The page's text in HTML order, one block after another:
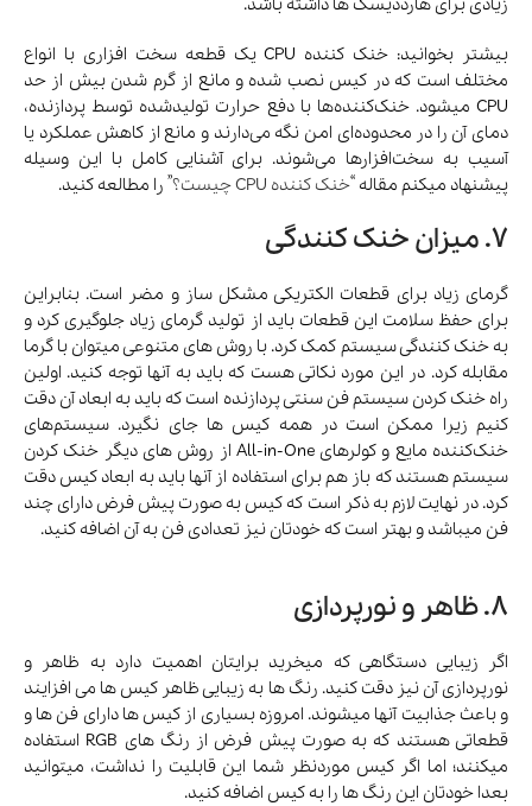
بیشتر بخوانید: خنک کننده CPU یک قطعه سخت افزاری با انواع
مختلف است که در کیس نصب شده و مانع از گرم شدن بیش از حد
CPU میشود. خنک‌کننده‌ها با دفع حرارت تولیدشده توسط پردازنده،
دمای آن را در محدوده‌ای امن نگه می‌دارند و مانع از کاهش عملکرد یا
آسیب به سخت‌افزارها می‌شوند. برای آشنایی کامل با این وسیله
پیشنهاد میکنم مقاله “خنک کننده CPU چیست؟ ” را مطالعه کنید.
7. میزان خنک کنندگی
گرمای زیاد برای قطعات الکتریکی مشکل ساز و مضر است. بنابراین
برای حفظ سلامت این قطعات باید از تولید گرمای زیاد جلوگیری کرد و
به خنک کنندگی سیستم کمک کرد. با روش های متنوعی میتوان با گرما
مقابله کرد. در این مورد نکاتی هست که باید به آنها توجه کنید. اولین
راه خنک کردن سیستم فن سنتی پردازنده است که باید به ابعاد آن دقت
کنیم زیرا ممکن است در همه کیس ها جای نگیرد. سیستم‌های
خنک‌کننده مایع و کولرهای All-in-One از روش های دیگر خنک کردن
سیستم هستند که باز هم برای استفاده از آنها باید به ابعاد کیس دقت
کرد. در نهایت لازم به ذکر است که کیس به صورت پیش فرض دارای چند
فن میباشد و بهتر است که خودتان نیز تعدادی فن به آن اضافه کنید.
8. ظاهر و نورپردازی
اگر زیبایی دستگاهی که میخرید برایتان اهمیت دارد به ظاهر و
نورپردازی آن نیز دقت کنید. رنگ ها به زیبایی ظاهر کیس ها می افزایند
و باعث جذابیت آنها میشوند. امروزه بسیاری از کیس ها دارای فن ها و
قطعاتی هستند که به صورت پیش فرض از رنگ های RGB استفاده
میکنند؛ اما اگر کیس موردنظر شما این قابلیت را نداشت، میتوانید
بعدا خودتان این رنگ ها را به کیس اضافه کنید.